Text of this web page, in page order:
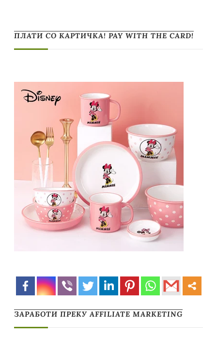
ПЛАТИ СО КАРТИЧКА! PAY WITH THE CARD!
ЗАРАБОТИ ПРЕКУ AFFILIATE MARKETING